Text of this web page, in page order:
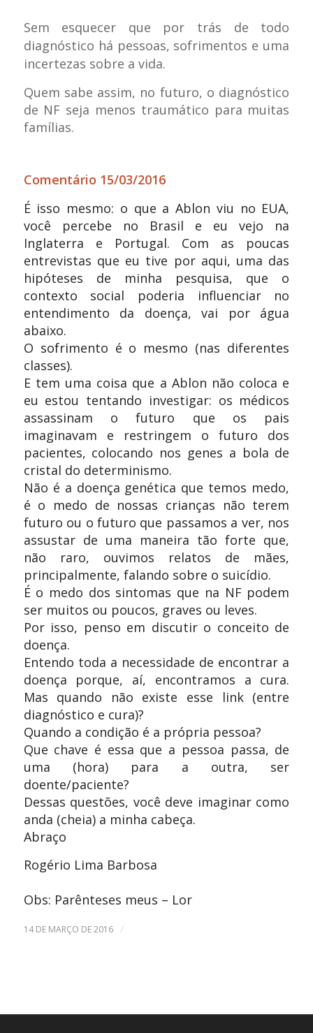
Sem esquecer que por trás de todo
diagnóstico há pessoas, sofrimentos e uma
incertezas sobre a vida.
Quem sabe assim, no futuro, o diagnóstico
de NF seja menos traumático para muitas
famílias.
Comentário 15/03/2016
É isso mesmo: o que a Ablon viu no EUA,
você percebe no Brasil e eu vejo na
Inglaterra e Portugal. Com as poucas
entrevistas que eu tive por aqui, uma das
hipóteses de minha pesquisa, que o
contexto social poderia influenciar no
entendimento da doença, vai por água
abaixo.
O sofrimento é o mesmo (nas diferentes
classes).
E tem uma coisa que a Ablon não coloca e
eu estou tentando investigar: os médicos
assassinam o futuro que os pais
imaginavam e restringem o futuro dos
pacientes, colocando nos genes a bola de
cristal do determinismo.
Não é a doença genética que temos medo,
é o medo de nossas crianças não terem
futuro ou o futuro que passamos a ver, nos
assustar de uma maneira tão forte que,
não raro, ouvimos relatos de mães,
principalmente, falando sobre o suicídio.
É o medo dos sintomas que na NF podem
ser muitos ou poucos, graves ou leves.
Por isso, penso em discutir o conceito de
doença.
Entendo toda a necessidade de encontrar a
doença porque, aí, encontramos a cura.
Mas quando não existe esse link (entre
diagnóstico e cura)?
Quando a condição é a própria pessoa?
Que chave é essa que a pessoa passa, de
uma (hora) para a outra, ser
doente/paciente?
Dessas questões, você deve imaginar como
anda (cheia) a minha cabeça.
Abraço
Rogério Lima Barbosa
Obs: Parênteses meus – Lor
14 DE MARÇO DE 2016 /